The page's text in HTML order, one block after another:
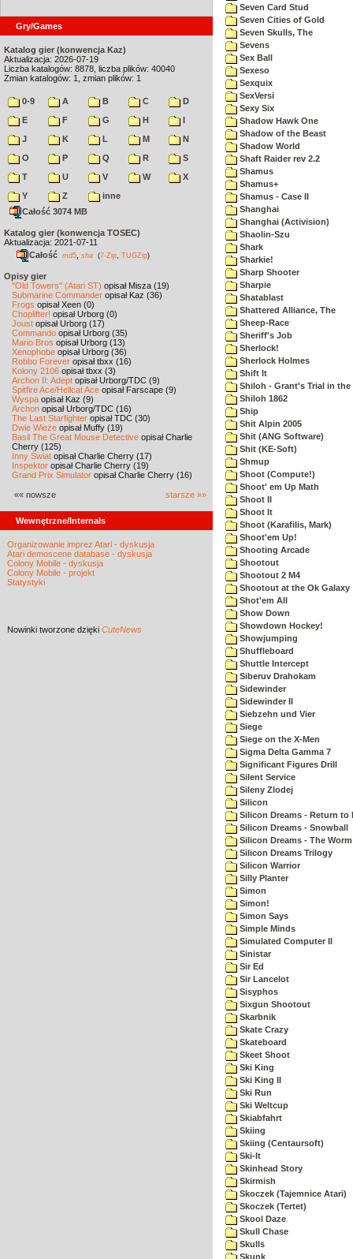
Gry/Games
Katalog gier (konwencja Kaz)
Aktualizacja: 2026-07-19
Liczba katalogów: 8878, liczba plików: 40040
Zmian katalogów: 1, zmian plików: 1
0-9 A B C
D
E
F G H
I
J
K L M
N
O
P Q R
S
T
U V W
X
Y
Z
inne
Całość 3074 MB
Katalog gier (konwencja TOSEC)
Aktualizacja: 2021-07-11
Całość md5 sha (7-Zip TUGZip)
Opisy gier
"Old Towers" (Atari ST) opisał Misza (19)
Submarine Commander opisał Kaz (36)
Frogs opisał Xeen (0)
Choplifter! opisał Urborg (0)
Joust opisał Urborg (17)
Commando opisał Urborg (35)
Mario Bros opisał Urborg (13)
Xenophobe opisał Urborg (36)
Robbo Forever opisał tbxx (16)
Kolony 2106 opisał tbxx (3)
Archon II: Adept opisał Urborg/TDC (9)
Spitfire Ace/Hellcat Ace opisał Farscape (9)
Wyspa opisał Kaz (9)
Archon opisał Urborg/TDC (16)
The Last Starfighter opisał TDC (30)
Dwie Wieże opisał Muffy (19)
Basil The Great Mouse Detective opisał Charlie
Cherry (125)
Inny Świat opisał Charlie Cherry (17)
Inspektor opisał Charlie Cherry (19)
Grand Prix Simulator opisał Charlie Cherry (16)
«« nowsze starsze »»
Wewnętrzne/Internals
Organizowanie imprez Atari - dyskusja
Atari demoscene database - dyskusja
Colony Mobile - dyskusja
Colony Mobile - projekt
Statystyki
Nowinki tworzone dzięki CuteNews
Seven Card Stud
Seven Cities of Gold
Seven Skulls, The
Sevens
Sex Ball
Sexeso
Sexquix
SexVersi
Sexy Six
Shadow Hawk One
Shadow of the Beast
Shadow World
Shaft Raider rev 2.2
Shamus
Shamus+
Shamus - Case II
Shanghai
Shanghai (Activision)
Shaolin-Szu
Shark
Sharkie!
Sharp Shooter
Sharpie
Shatablast
Shattered Alliance, The
Sheep-Race
Sheriff's Job
Sherlock!
Sherlock Holmes
Shift It
Shiloh - Grant's Trial in the
Shiloh 1862
Ship
Shit Alpin 2005
Shit (ANG Software)
Shit (KE-Soft)
Shmup
Shoot (Compute!)
Shoot' em Up Math
Shoot II
Shoot It
Shoot (Karafilis, Mark)
Shoot'em Up!
Shooting Arcade
Shootout
Shootout 2 M4
Shootout at the Ok Galaxy
Shot'em All
Show Down
Showdown Hockey!
Showjumping
Shuffleboard
Shuttle Intercept
Siberuv Drahokam
Sidewinder
Sidewinder II
Siebzehn und Vier
Siege
Siege on the X-Men
Sigma Delta Gamma 7
Significant Figures Drill
Silent Service
Sileny Zlodej
Silicon
Silicon Dreams - Return to
Silicon Dreams - Snowball
Silicon Dreams - The
Silicon Dreams Trilogy
Silicon Warrior
Silly Planter
Simon
Simon!
Simon Says
Simple Minds
Simulated Computer II
Sinistar
Sir Ed
Sir Lancelot
Sisyphos
Sixgun Shootout
Skarbnik
Skate Crazy
Skateboard
Skeet Shoot
Ski King
Ski King II
Ski Run
Ski Weltcup
Skiabfahrt
Skiing
Skiing (Centaursoft)
Ski-It
Skinhead Story
Skirmish
Skoczek (Tajemnice Atari)
Skoczek (Tertet)
Skool Daze
Skull Chase
Skulls
Skunk